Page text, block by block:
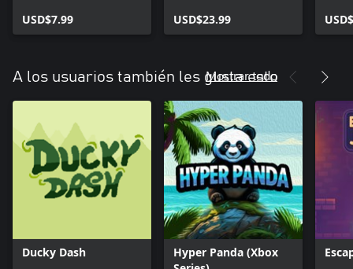
USD$7.99
USD$23.99
A los usuarios también les gusta esto
Mostrar todo
Ducky Dash
Hyper Panda (Xbox